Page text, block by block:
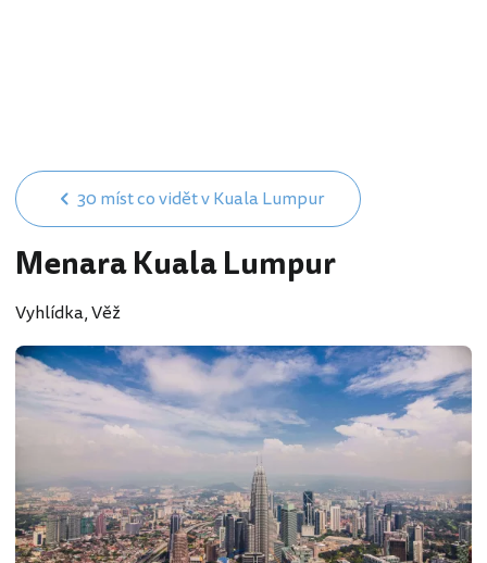
30 míst co vidět v Kuala Lumpur
Menara Kuala Lumpur
Vyhlídka, Věž